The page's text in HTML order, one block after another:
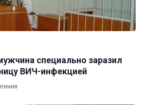
специально заразил
ВИЧ-инфекцией